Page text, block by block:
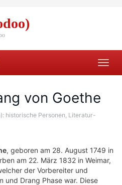
von Goethe
historische Personen, Literatur-
, geboren am 28. August 1749 in
am 22. März 1832 in Weimar,
der Vorbereiter und
und Drang Phase war. Diese